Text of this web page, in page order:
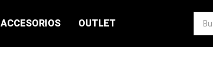
ACCESORIOS OUTLET